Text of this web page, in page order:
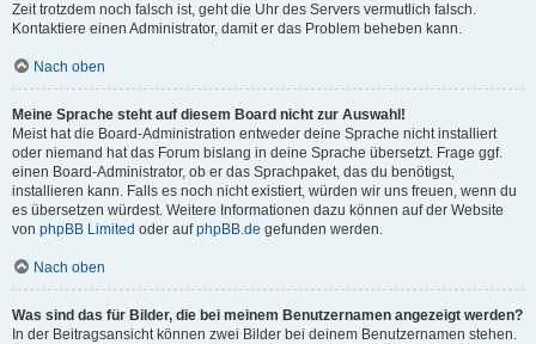
Zeit trotzdem noch falsch ist, geht die Uhr des Servers vermutlich falsch.
Kontaktiere einen Administrator, damit er das Problem beheben kann.
Nach oben
Meine Sprache steht auf diesem Board nicht zur Auswahl!
Meist hat die Board-Administration entweder deine Sprache nicht installiert
oder niemand hat das Forum bislang in deine Sprache übersetzt. Frage ggf.
einen Board-Administrator, ob er das Sprachpaket, das du benötigst,
installieren kann. Falls es noch nicht existiert, würden wir uns freuen, wenn du
es übersetzen würdest. Weitere Informationen dazu können auf der Website
von phpBB Limited oder aufphpBB.de gefunden werden.
Nach oben
Was sind das für Bilder, die bei meinem Benutzernamen angezeigt werden?
In der Beitragsansicht können zwei Bilder bei deinem Benutzernamen stehen.